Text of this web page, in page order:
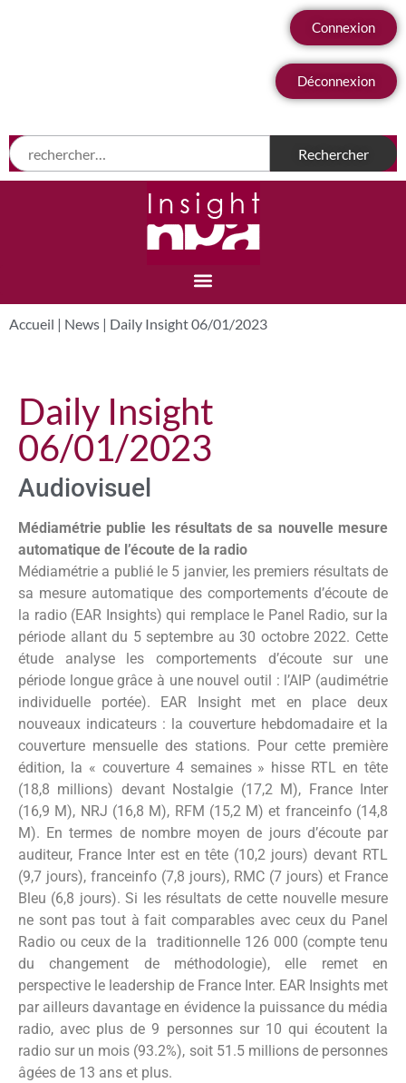
Connexion
Déconnexion
Accueil | News | Daily Insight 06/01/2023
Daily Insight
06/01/2023
Audiovisuel
Médiamétrie publie les résultats de sa nouvelle mesure
automatique de l’écoute de la radio
Médiamétrie a publié le 5 janvier, les premiers résultats de
sa mesure automatique des comportements d’écoute de
la radio (EAR Insights) qui remplace le Panel Radio, sur la
période allant du 5 septembre au 30 octobre 2022. Cette
étude analyse les comportements d’écoute sur une
période longue grâce à une nouvel outil : l’AIP (audimétrie
individuelle portée). EAR Insight met en place deux
nouveaux indicateurs : la couverture hebdomadaire et la
couverture mensuelle des stations. Pour cette première
édition, la « couverture 4 semaines » hisse RTL en tête
(18,8 millions) devant Nostalgie (17,2 M), France Inter
(16,9 M), NRJ (16,8 M), RFM (15,2 M) et franceinfo (14,8
M). En termes de nombre moyen de jours d’écoute par
auditeur, France Inter est en tête (10,2 jours) devant RTL
(9,7 jours), franceinfo (7,8 jours), RMC (7 jours) et France
Bleu (6,8 jours). Si les résultats de cette nouvelle mesure
ne sont pas tout à fait comparables avec ceux du Panel
Radio ou ceux de la traditionnelle 126 000 (compte tenu
du changement de méthodologie), elle remet en
perspective le leadership de France Inter. EAR Insights met
par ailleurs davantage en évidence la puissance du média
radio, avec plus de 9 personnes sur 10 qui écoutent la
radio sur un mois (93.2%), soit 51.5 millions de personnes
âgées de 13 ans et plus.